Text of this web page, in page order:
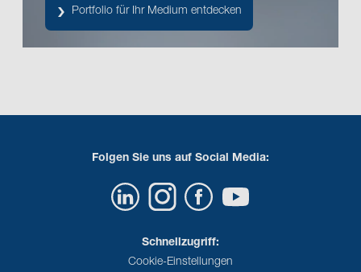
Portfolio für Ihr Medium entdecken
Folgen Sie uns auf Social Media:
Schnellzugriff:
Cookie-Einstellungen